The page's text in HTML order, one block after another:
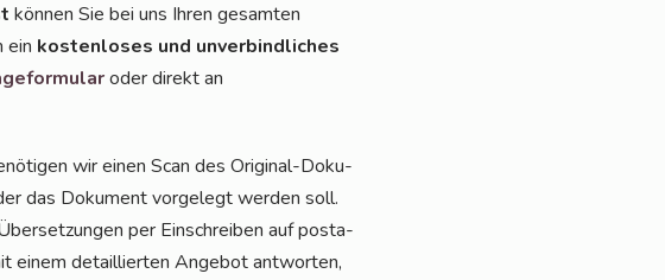
kön­nen Sie bei uns Ihren gesam­ten
ein kos­ten­lo­ses und unver­bind­li­ches
oder direkt an
wir einen Scan des Ori­gi­nal-Doku­
das Doku­ment vor­ge­legt wer­den soll.
per Ein­schrei­ben auf pos­ta­
einem detail­lier­ten Ange­bot ant­wor­ten,